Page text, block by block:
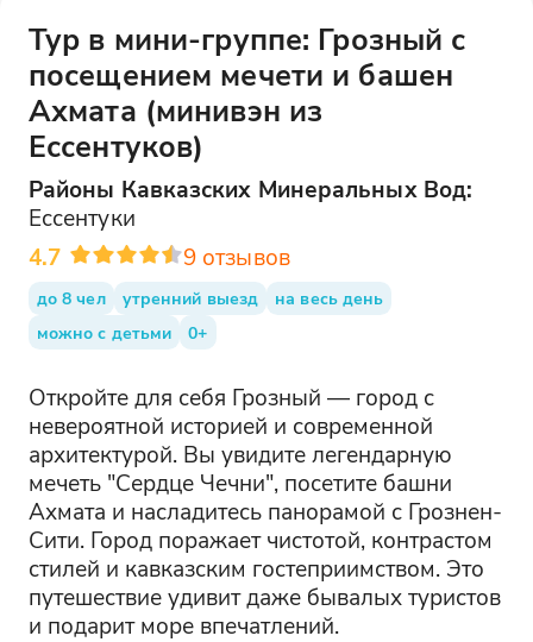
Тур в мини-группе: Грозный с
посещением мечети и башен
Ахмата (минивэн из
Ессентуков)
Районы Кавказских Минеральных Вод:
Ессентуки
4.7
9 отзывов
до 8 чел утренний выезд
на весь день
можно с детьми
0+
Откройте для себя Грозный — город с
невероятной историей и современной
архитектурой. Вы увидите легендарную
мечеть "Сердце Чечни", посетите башни
Ахмата и насладитесь панорамой с Грознен-
Сити. Город поражает чистотой, контрастом
стилей и кавказским гостеприимством. Это
путешествие удивит даже бывалых туристов
и подарит море впечатлений.